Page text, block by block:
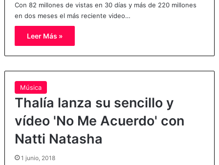
Con 82 millones de vistas en 30 días y más de 220 millones
en dos meses el más reciente video…
Leer Más »
Música
Thalía lanza su sencillo y
vídeo 'No Me Acuerdo' con
Natti Natasha
1 junio, 2018